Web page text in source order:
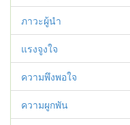
ภาวะผู้นำ
แรงจูงใจ
ความพึงพอใจ
ความผูกพัน